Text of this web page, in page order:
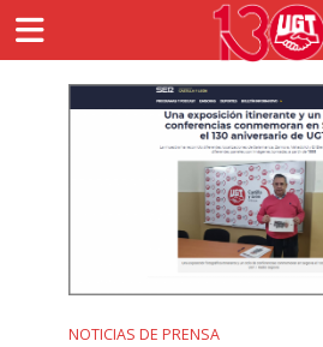
NOTICIAS DE PRENSA